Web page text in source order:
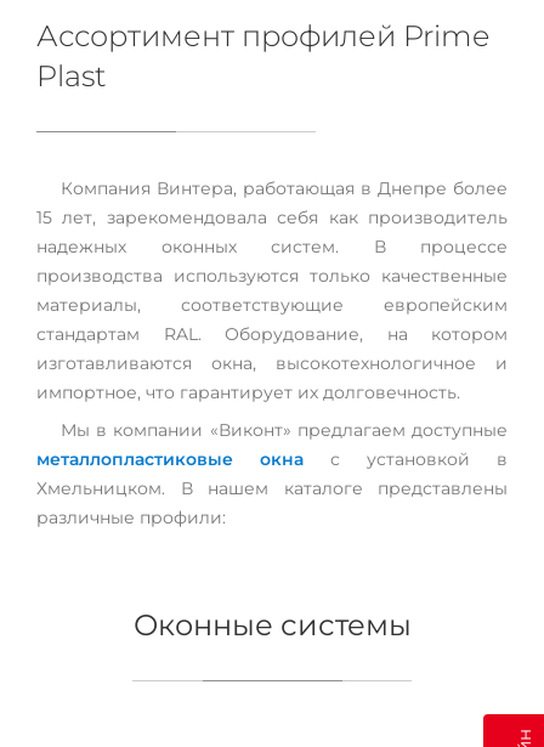
Ассортимент профилей Prime
Plast
Компания Винтера, работающая в Днепре более
15 лет, зарекомендовала себя как производитель
надежных оконных систем. В процессе
производства используются только качественные
материалы, соответствующие европейским
стандартам RAL. Оборудование, на котором
изготавливаются окна, высокотехнологичное и
импортное, что гарантирует их долговечность.
Мы в компании «Виконт» предлагаем доступные
металлопластиковые окна с установкой в
Хмельницком. В нашем каталоге представлены
различные профили:
Оконные системы